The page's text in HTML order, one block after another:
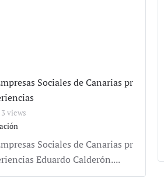
Sociales de Canarias pr
3 views
Sociales de Canarias pr
Eduardo Calderón....